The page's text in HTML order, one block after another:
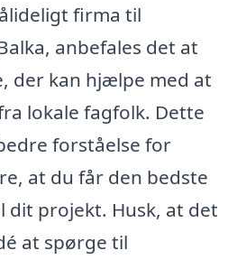
firma til
anbefales det at
der kan hjælpe med at
lokale fagfolk. Dette
forståelse for
at du får den bedste
dit projekt. Husk, at det
at spørge til